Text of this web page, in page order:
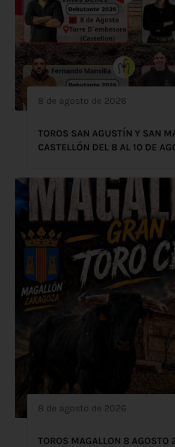
8 de agosto de 2026
TOROS SAN AGUSTÍN Y SAN
CASTELLÓN DEL 8 AL 10 DE
8 de agosto de 2026
TOROS MAGALLON 8 AGOSTO